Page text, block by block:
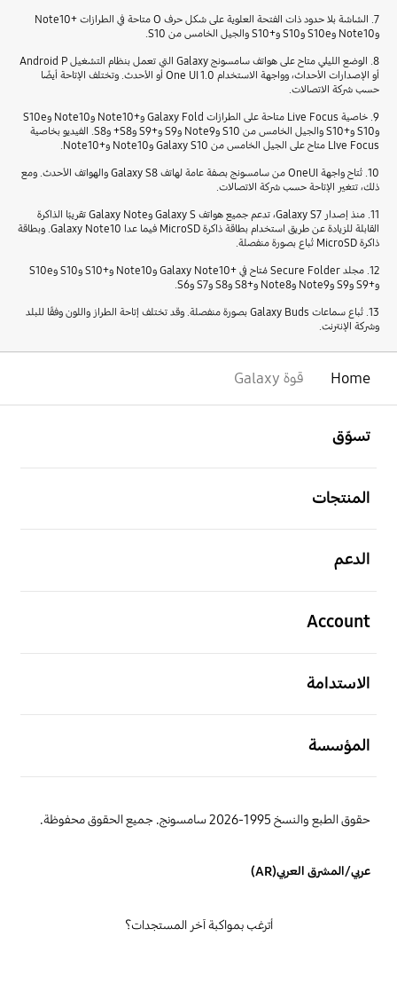
7. الشاشة بلا حدود ذات الفتحة العلوية على شكل حرف O متاحة في الطرازات +Note10
وNote10 وS10e وS10 و+S10 والجيل الخامس من S10.
8. الوضع الليلي متاح على هواتف سامسونج Galaxy التي تعمل بنظام التشغيل Android P
أو الإصدارات الأحداث، وواجهة الاستخدام One UI 1.0 أو الأحدث. وتختلف الإتاحة أيضًا
حسب شركة الاتصالات.
9. خاصية Live Focus متاحة على الطرازات Galaxy Fold و+Note10 وNote10 وS10e
وS10 و+S10 والجيل الخامس من S10 وNote9 وS9 و+S9 وS8+ وS8. الفيديو بخاصية
LIve Focus متاح على الجيل الخامس من Galaxy S10 وNote10 و+Note10.
10. تُتاح واجهة OneUI من سامسونج بصفة عامة لهاتف Galaxy S8 والهواتف الأحدث. ومع
ذلك، تتغير الإتاحة حسب شركة الاتصالات.
11. منذ إصدار Galaxy S7، تدعم جميع هواتف Galaxy S وGalaxy Note تقريبًا الذاكرة
القابلة للزيادة عن طريق استخدام بطاقة ذاكرة MicroSD فيما عدا Galaxy Note10. وبطاقة
ذاكرة MicroSD تُباع بصورة منفصلة.
12. مجلد Secure Folder مُتاح في +Galaxy Note10 وNote10 و+S10 وS10 وS10e
و+S9 وS9 وNote9 وNote8 و+S8 وS8 وS7 وS6.
13. تُباع سماعات Galaxy Buds بصورة منفصلة. وقد تختلف إتاحة الطراز واللون وفقًا للبلد
وشركة الإنترنت.
Home قوة Galaxy
تسوّق
المنتجات
الدعم
Account
الاستدامة
المؤسسة
حقوق الطبع والنسخ 1995-2026 سامسونج. جميع الحقوق محفوظة.
عربي/المشرق العربي(AR)
أترغب بمواكبة آخر المستجدات؟